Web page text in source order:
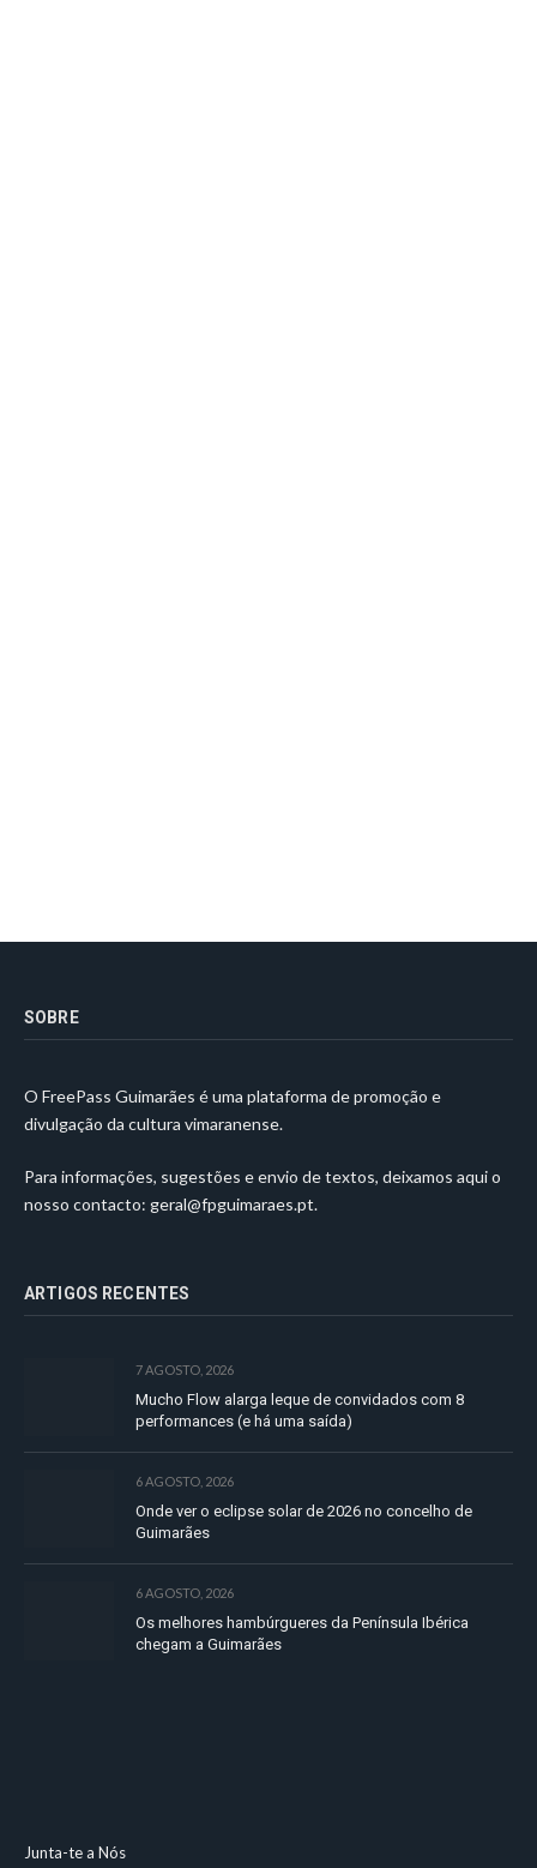
SOBRE
O FreePass Guimarães é uma plataforma de promoção e
divulgação da cultura vimaranense.
Para informações, sugestões e envio de textos, deixamos aqui o
nosso contacto: geral@fpguimaraes.pt.
ARTIGOS RECENTES
7 AGOSTO, 2026
Mucho Flow alarga leque de convidados com 8
performances (e há uma saída)
6 AGOSTO, 2026
Onde ver o eclipse solar de 2026 no concelho de
Guimarães
6 AGOSTO, 2026
Os melhores hambúrgueres da Península Ibérica
chegam a Guimarães
Junta-te a Nós